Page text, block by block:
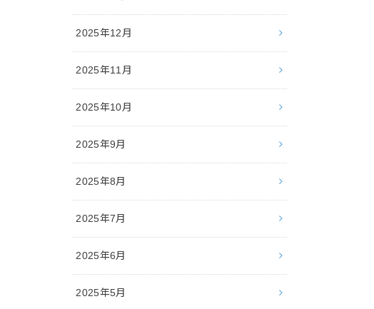
2025年12月
2025年11月
2025年10月
2025年9月
2025年8月
2025年7月
2025年6月
2025年5月